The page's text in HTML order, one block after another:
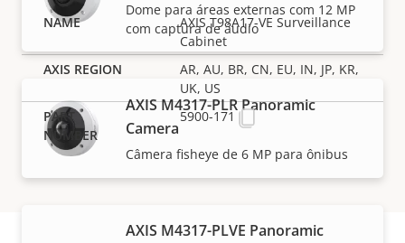
Dome para áreas externas com 12 MP
com captura de áudio
AXIS M4317-PLR Panoramic
Camera
Câmera fisheye de 6 MP para ônibus
AXIS M4317-PLVE Panoramic
AXIS T98A17-VE Surveillance
Cabinet
AR, AU, BR, CN, EU, IN, JP, KR,
UK, US
5900-171